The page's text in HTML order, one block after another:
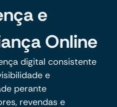
e
Online
digital consistente
e
perante
revendas e